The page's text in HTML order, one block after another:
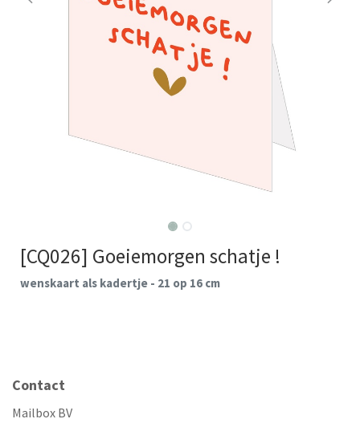
[CQ026] Goeiemorgen schatje !
wenskaart als kadertje - 21 op 16 cm
Contact
Mailbox BV